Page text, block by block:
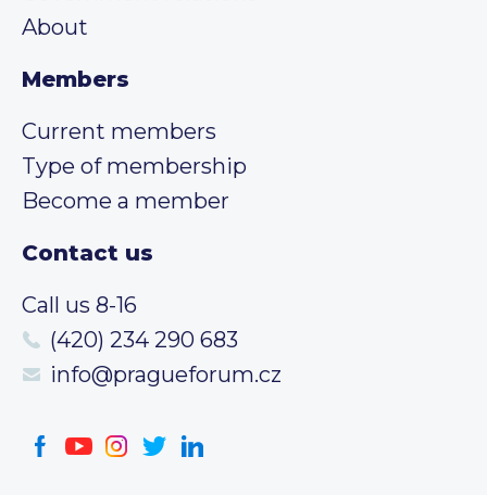
About
Members
Current members
Type of membership
Become a member
Contact us
Call us 8-16
(420) 234 290 683
info@pragueforum.cz